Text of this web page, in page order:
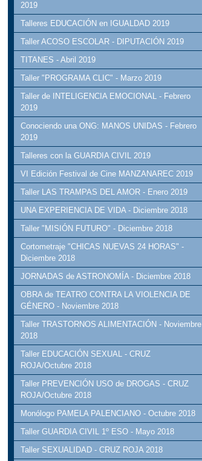
2019
Talleres EDUCACIÓN en IGUALDAD 2019
Taller ACOSO ESCOLAR - DIPUTACIÓN 2019
TITANES - Abril 2019
Taller "PROGRAMA CLIC" - Marzo 2019
Taller de INTELIGENCIA EMOCIONAL - Febrero
2019
Conociendo una ONG: MANOS UNIDAS - Febrero
2019
Talleres con la GUARDIA CIVIL 2019
VI Edición Festival de Cine MANZANAREC 2019
Taller LAS TRAMPAS DEL AMOR - Enero 2019
UNA EXPERIENCIA DE VIDA - Diciembre 2018
Taller "MISIÓN FUTURO" - Diciembre 2018
Cortometraje "CHICAS NUEVAS 24 HORAS" -
Diciembre 2018
JORNADAS de ASTRONOMÍA - Diciembre 2018
OBRA de TEATRO CONTRA LA VIOLENCIA DE
GÉNERO - Noviembre 2018
Taller TRASTORNOS ALIMENTACIÓN - Noviembre
2018
Taller EDUCACIÓN SEXUAL - CRUZ
ROJA/Octubre 2018
Taller PREVENCIÓN USO de DROGAS - CRUZ
ROJA/Octubre 2018
Monólogo PAMELA PALENCIANO - Octubre 2018
Taller GUARDIA CIVIL 1º ESO - Mayo 2018
Taller SEXUALIDAD - CRUZ ROJA 2018